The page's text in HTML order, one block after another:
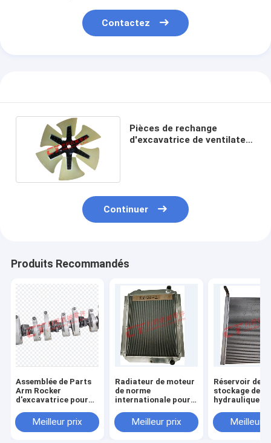
Contactez
Pièces de rechange
d'excavatrice de ventilateur
Continuer
Produits Recommandés
Assemblée de Parts
Arm Rocker
d'excavatrice pour
Meilleur prix
Radiateur de moteur
de norme
internationale pour
Meilleur prix
Réservoir de
stockage de
hydraulique de
internationale
SK120
Meilleur